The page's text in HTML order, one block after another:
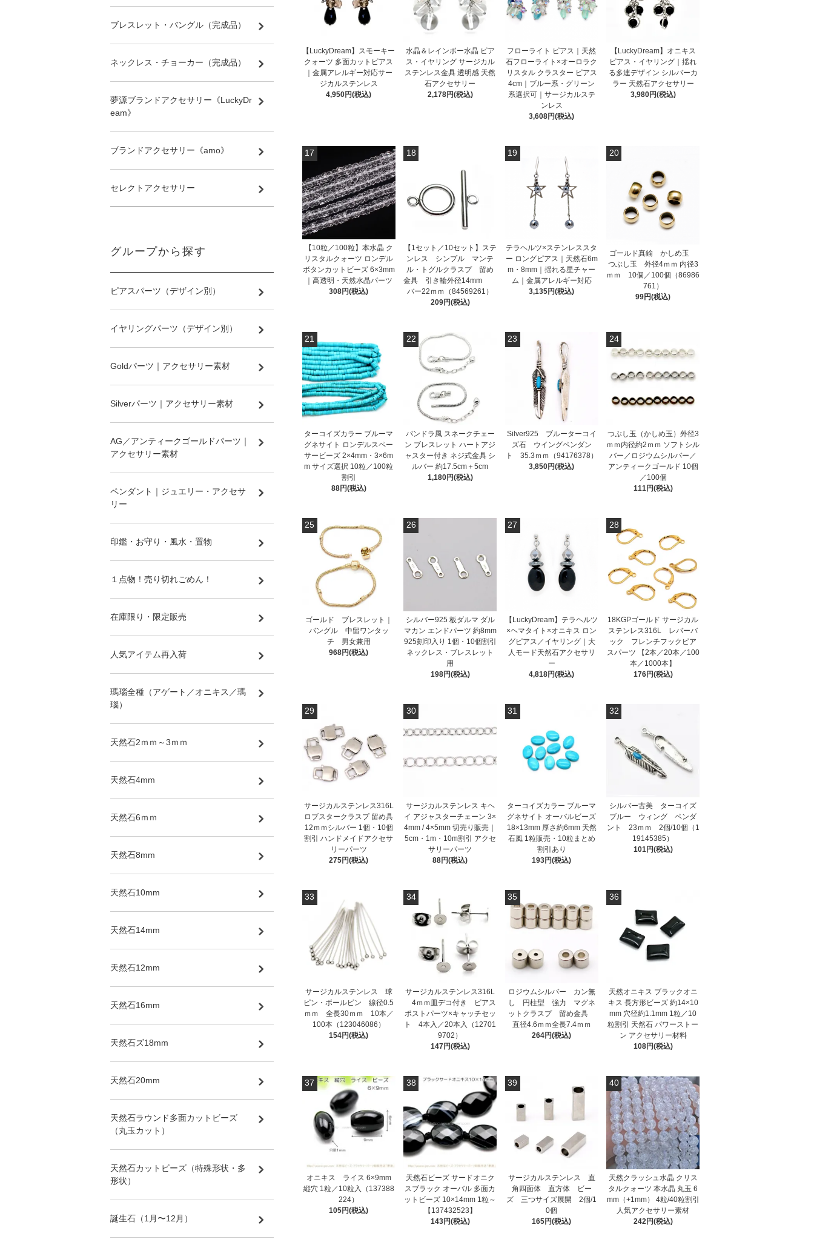
【LuckyDream】スモーキー
クォーツ 多面カットピアス
｜金属アレルギー対応サー
ジカルステンレス
4,950円(税込)
水晶＆レインボー水晶 ピア
ス・イヤリング サージカル
ステンレス金具 透明感 天然
石アクセサリー
2,178円(税込)
フローライト ピアス｜天然
石フローライト×オーロラク
リスタル クラスター ピアス
4cm｜ブルー系・グリーン
系選択可｜サージカルステ
ンレス
3,608円(税込)
【LuckyDream】オニキス
ピアス・イヤリング｜揺れ
る多連デザイン シルバーカ
ラー 天然石アクセサリー
3,980円(税込)
17
【10粒／100粒】本水晶 ク
リスタルクォーツ ロンデル
ボタンカットビーズ 6×3mm
｜高透明・天然水晶パーツ
308円(税込)
18
【1セット／10セット】ステ
ンレス シンプル マンテ
ル・トグルクラスプ 留め
金具 引き輪外径14mm
バー22ｍｍ（84569261）
209円(税込)
19
テラヘルツ×ステンレススタ
ー ロングピアス｜天然石6m
m・8mm｜揺れる星チャー
ム｜金属アレルギー対応
3,135円(税込)
20
ゴールド真鍮 かしめ玉
つぶし玉 外径4ｍｍ 内径3
ｍｍ 10個／100個（86986
761）
99円(税込)
21
ターコイズカラー ブルーマ
グネサイト ロンデルスペー
サービーズ 2×4mm・3×6m
m サイズ選択 10粒／100粒
割引
88円(税込)
22
パンドラ風 スネークチェー
ン ブレスレット ハートアジ
ャスター付き ネジ式金具 シ
ルバー 約17.5cm＋5cm
1,180円(税込)
23
Silver925 ブルーターコイ
ズ石 ウイングペンダン
ト 35.3ｍｍ（94176378）
3,850円(税込)
24
つぶし玉（かしめ玉）外径3
ｍｍ内径約2ｍｍ ソフトシル
バー／ロジウムシルバー／
アンティークゴールド 10個
／100個
111円(税込)
25
ゴールド ブレスレット｜
バングル 中留ワンタッ
チ 男女兼用
968円(税込)
26
シルバー925 板ダルマ ダル
マカン エンドパーツ 約8mm
925刻印入り 1個・10個割引
ネックレス・ブレスレット
用
198円(税込)
27
【LuckyDream】テラヘルツ
×ヘマタイト×オニキス ロン
グピアス／イヤリング｜大
人モード天然石アクセサリ
ー
4,818円(税込)
28
18KGPゴールド サージカル
ステンレス316L レバーバ
ック フレンチフックピア
スパーツ 【2本／20本／100
本／1000本】
176円(税込)
29
サージカルステンレス316L
ロブスタークラスプ 留め具
12ｍｍシルバー 1個・10個
割引 ハンドメイドアクセサ
リーパーツ
275円(税込)
30
サージカルステンレス キヘ
イ アジャスターチェーン 3×
4mm / 4×5mm 切売り販売｜
5cm・1m・10m割引 アクセ
サリーパーツ
88円(税込)
31
ターコイズカラー ブルーマ
グネサイト オーバルビーズ
18×13mm 厚さ約6mm 天然
石風 1粒販売・10粒まとめ
割引あり
193円(税込)
32
シルバー古美 ターコイズ
ブルー ウィング ペンダ
ント 23ｍｍ 2個/10個（1
19145385）
101円(税込)
33
サージカルステンレス 球
ピン・ボールピン 線径0.5
ｍｍ 全長30ｍｍ 10本／
100本（123046086）
154円(税込)
34
サージカルステンレス316L
4ｍｍ皿デコ付き ピアス
ポストパーツ×キャッチセッ
ト 4本入／20本入（12701
9702）
147円(税込)
35
ロジウムシルバー カン無
し 円柱型 強力 マグネ
ットクラスプ 留め金具
直径4.6ｍｍ全長7.4ｍｍ
264円(税込)
36
天然オニキス ブラックオニ
キス 長方形ビーズ 約14×10
mm 穴径約1.1mm 1粒／10
粒割引 天然石 パワーストー
ン アクセサリー材料
108円(税込)
37
オニキス ライス 6×9mm
縦穴 1粒／10粒入（137388
224）
105円(税込)
38
天然石ビーズ サードオニク
スブラック オーバル 多面カ
ットビーズ 10×14mm 1粒～
【137432523】
143円(税込)
39
サージカルステンレス 直
角四面体 直方体 ビー
ズ 三つサイズ展開 2個/1
0個
165円(税込)
40
天然クラッシュ水晶 クリス
タルクォーツ 本水晶 丸玉 6
mm（+1mm） 4粒/40粒割引
人気アクセサリー素材
242円(税込)
ブレスレット・バングル（完成品）
ネックレス・チョーカー（完成品）
夢源ブランドアクセサリー《LuckyDr
eam》
ブランドアクセサリー《amo》
セレクトアクセサリー
グループから探す
ピアスパーツ（デザイン別）
イヤリングパーツ（デザイン別）
Goldパーツ｜アクセサリー素材
Silverパーツ｜アクセサリー素材
AG／アンティークゴールドパーツ｜
アクセサリー素材
ペンダント｜ジュエリー・アクセサ
リー
印鑑・お守り・風水・置物
１点物！売り切れごめん！
在庫限り・限定販売
人気アイテム再入荷
瑪瑙全種（アゲート／オニキス／瑪
瑙）
天然石2ｍｍ～3ｍｍ
天然石4mm
天然石6ｍｍ
天然石8mm
天然石10mm
天然石14mm
天然石12mm
天然石16mm
天然石ズ18mm
天然石20mm
天然石ラウンド多面カットビーズ
（丸玉カット）
天然石カットビーズ（特殊形状・多
形状）
誕生石（1月〜12月）